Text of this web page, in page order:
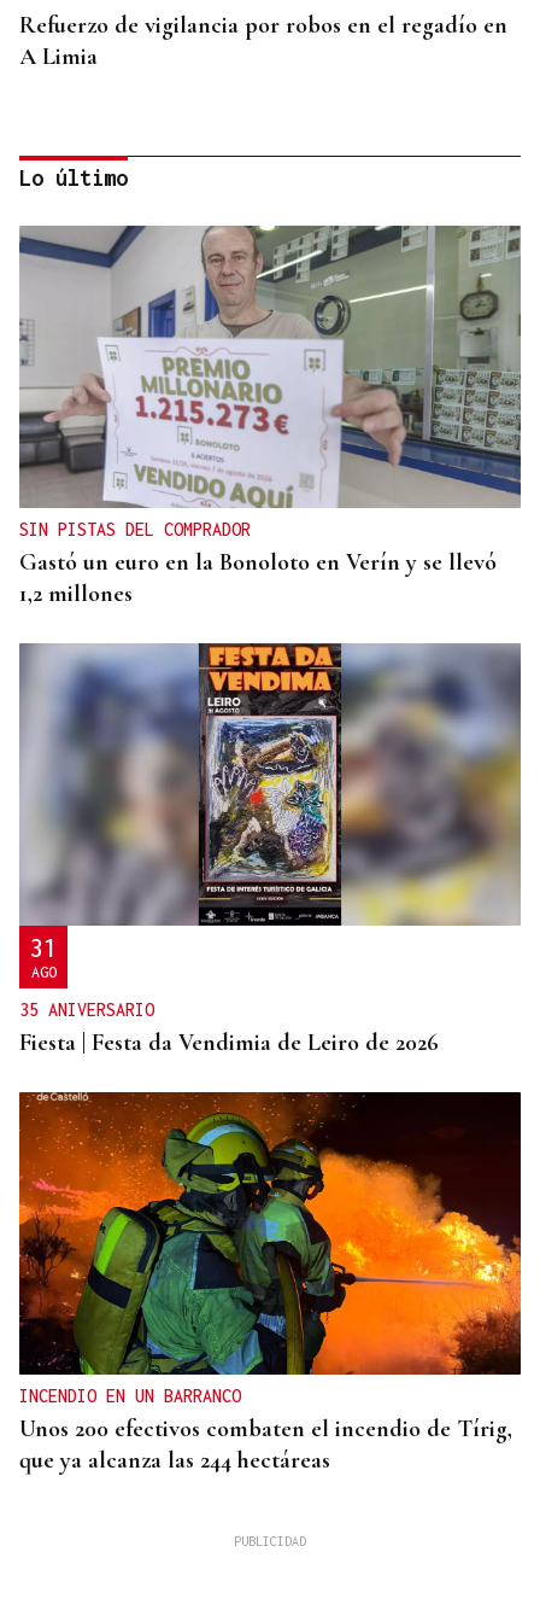
Refuerzo de vigilancia por robos en el regadío en
A Limia
CONTROL DE POBOACIÓN
A Limia, “zona cero” para o censo das aves galegas
Lo último
SIN PISTAS DEL COMPRADOR
Gastó un euro en la Bonoloto en Verín y se llevó
1,2 millones
31
AGO
35 ANIVERSARIO
Fiesta | Festa da Vendimia de Leiro de 2026
INCENDIO EN UN BARRANCO
Unos 200 efectivos combaten el incendio de Tírig,
que ya alcanza las 244 hectáreas